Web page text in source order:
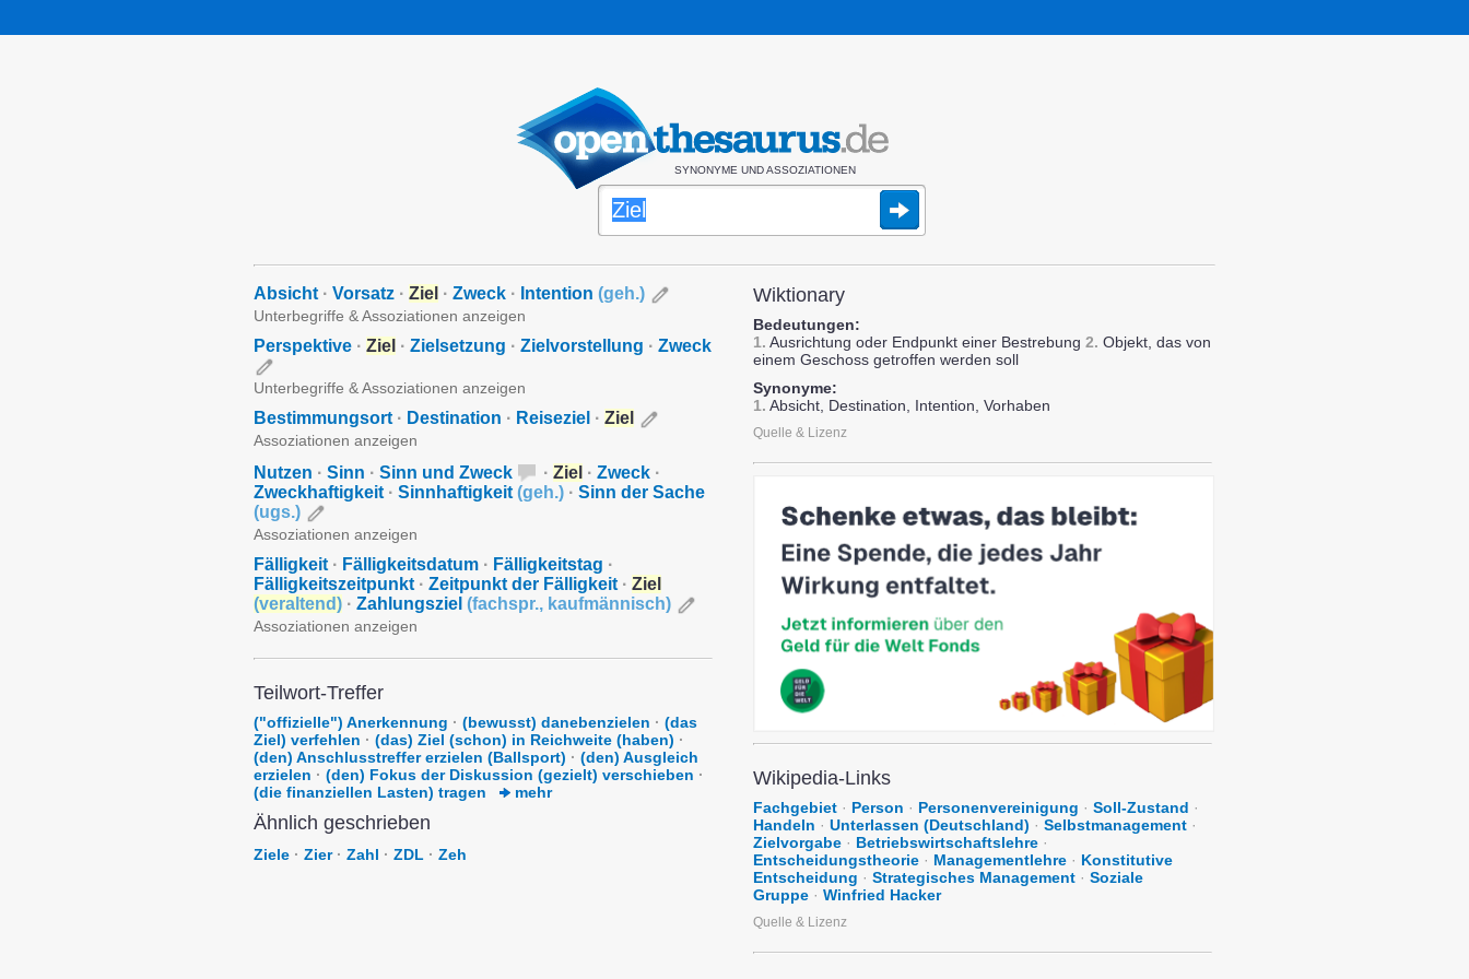
SYNONYME UND ASSOZIATIONEN
Absicht · Vorsatz · Ziel · Zweck · Intention (geh.)
Unterbegriffe & Assoziationen anzeigen
Perspektive · Ziel · Zielsetzung · Zielvorstellung · Zweck
Unterbegriffe & Assoziationen anzeigen
Bestimmungsort · Destination · Reiseziel · Ziel
Assoziationen anzeigen
Nutzen · Sinn · Sinn und Zweck · Ziel · Zweck ·
Zweckhaftigkeit · Sinnhaftigkeit (geh.) · Sinn der Sache
(ugs.)
Assoziationen anzeigen
Fälligkeit · Fälligkeitsdatum · Fälligkeitstag ·
Fälligkeitszeitpunkt · Zeitpunkt der Fälligkeit · Ziel
(veraltend) · Zahlungsziel (fachspr., kaufmännisch)
Assoziationen anzeigen
Teilwort-Treffer
("offizielle") Anerkennung · (bewusst) danebenzielen · (das
Ziel) verfehlen · (das) Ziel (schon) in Reichweite (haben) ·
(den) Anschlusstreffer erzielen (Ballsport) · (den) Ausgleich
erzielen · (den) Fokus der Diskussion (gezielt) verschieben ·
(die finanziellen Lasten) tragen
mehr
Ähnlich geschrieben
Ziele · Zier · Zahl · ZDL · Zeh
Wiktionary
Bedeutungen:
1. Ausrichtung oder Endpunkt einer Bestrebung 2. Objekt, das von
einem Geschoss getroffen werden soll
Synonyme:
1. Absicht, Destination, Intention, Vorhaben
Quelle & Lizenz
Wikipedia-Links
Fachgebiet · Person · Personenvereinigung · Soll-Zustand ·
Handeln · Unterlassen (Deutschland) · Selbstmanagement ·
Zielvorgabe · Betriebswirtschaftslehre ·
Entscheidungstheorie · Managementlehre · Konstitutive
Entscheidung · Strategisches Management · Soziale
Gruppe · Winfried Hacker
Quelle & Lizenz